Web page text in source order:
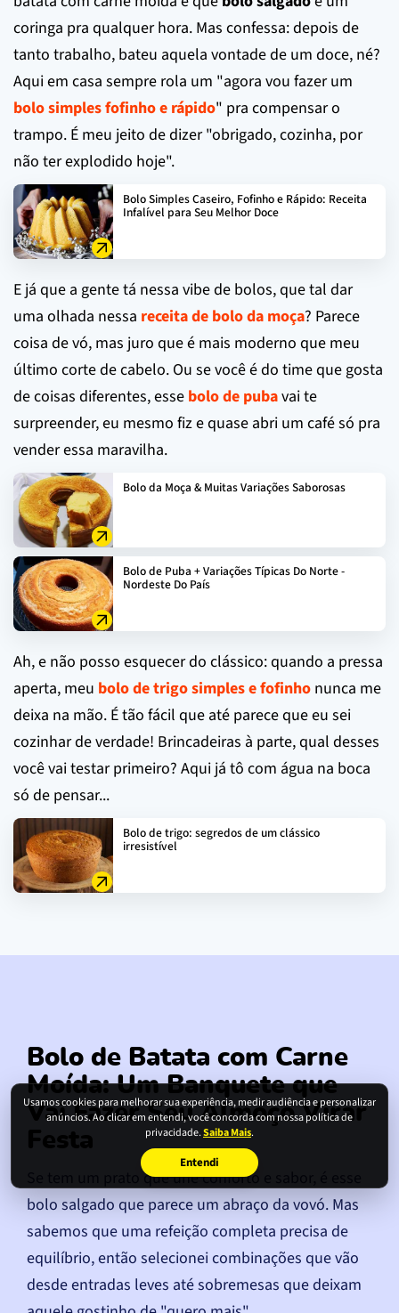
Usamos cookies para melhorar sua experiência, medir audiência e personalizar
anúncios. Ao clicar em entendi, você concorda com nossa política de
privacidade.Saiba Mais.
Entendi
coringa pra qualquer hora. Mas confessa: depois de
tanto trabalho, bateu aquela vontade de um doce, né?
Aqui em casa sempre rola um "agora vou fazer um
bolo simples fofinho e rápido" pra compensar o
trampo. É meu jeito de dizer "obrigado, cozinha, por
não ter explodido hoje".
Bolo Simples Caseiro, Fofinho e Rápido: Receita
Infalível para Seu Melhor Doce
E já que a gente tá nessa vibe de bolos, que tal dar
uma olhada nessa receita de bolo da moça? Parece
coisa de vó, mas juro que é mais moderno que meu
último corte de cabelo. Ou se você é do time que gosta
de coisas diferentes, esse bolo de pubavai te
surpreender, eu mesmo fiz e quase abri um café só pra
vender essa maravilha.
Bolo da Moça & Muitas Variações Saborosas
Bolo de Puba + Variações Típicas Do Norte -
Nordeste Do País
Ah, e não posso esquecer do clássico: quando a pressa
aperta, meu bolo de trigo simples e fofinho nunca me
deixa na mão. É tão fácil que até parece que eu sei
cozinhar de verdade! Brincadeiras à parte, qual desses
você vai testar primeiro? Aqui já tô com água na boca
só de pensar...
Bolo de trigo: segredos de um clássico
irresistível
Bolo de Batata com Carne
Moída: Um Banquete que
Vai Fazer Seu Almoço Virar
Festa
Se tem um prato que une conforto e sabor, é esse
bolo salgado que parece um abraço da vovó. Mas
sabemos que uma refeição completa precisa de
equilíbrio, então selecionei combinações que vão
desde entradas leves até sobremesas que deixam